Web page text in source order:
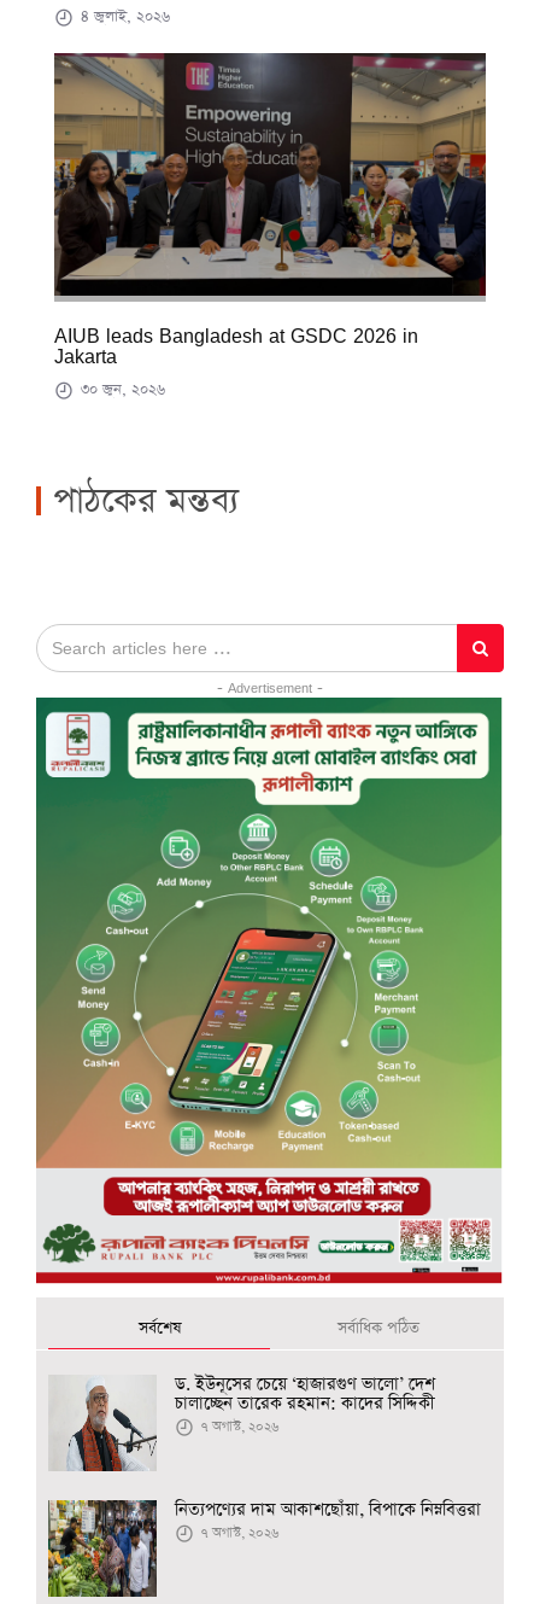
৪ জুলাই, ২০২৬
AIUB leads Bangladesh at GSDC 2026 in
Jakarta
৩০ জুন, ২০২৬
পাঠকের মন্তব্য
- Advertisement -
সর্বশেষ সর্বাধিক পঠিত
ড. ইউনূসের চেয়ে ‘হাজারগুণ ভালো’ দেশ
চালাচ্ছেন তারেক রহমান: কাদের সিদ্দিকী
৭ অগাস্ট, ২০২৬
নিত্যপণ্যের দাম আকাশছোঁয়া, বিপাকে নিম্নবিত্তরা
৭ অগাস্ট, ২০২৬